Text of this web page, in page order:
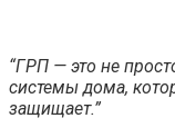
“ГРП — это не
системы дома,
защищает.”